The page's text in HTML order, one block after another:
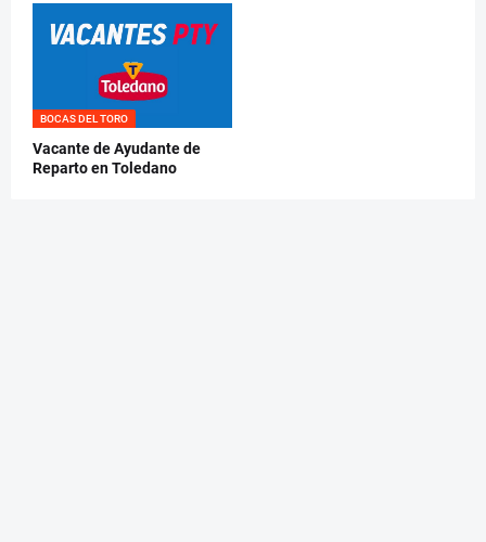
BOCAS DEL TORO
Vacante de Ayudante de
Reparto en Toledano